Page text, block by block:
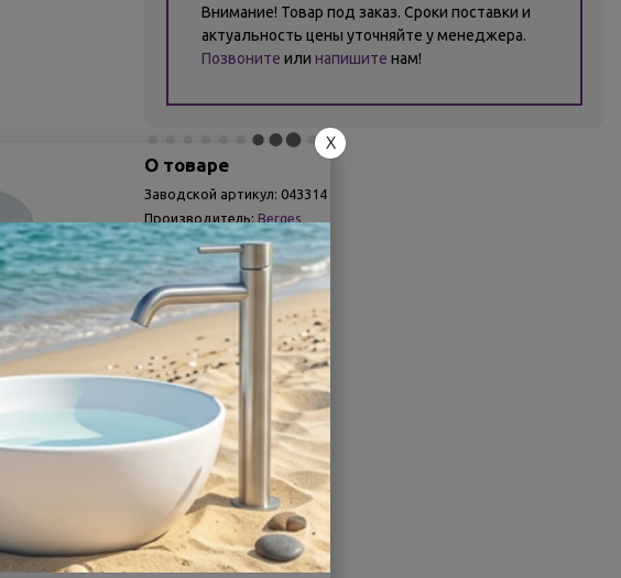
цены
Внимание! Товар под заказ. Сроки поставки и
актуальность цены уточняйте у менеджера.
Позвоните или напишите нам!
О товаре
Заводской артикул: 043314
Производитель: Berges
Гарантия: Гарантия 10 лет
Другие характеристики
X